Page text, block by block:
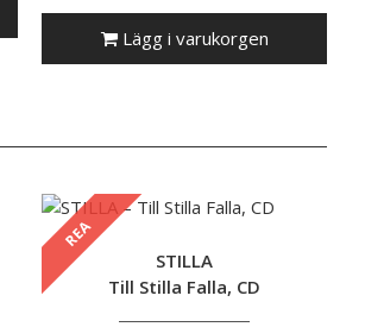
Lägg i varukorgen
REA
STILLA
Till Stilla Falla, CD